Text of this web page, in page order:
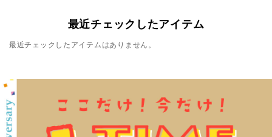
最近チェックしたアイテム
最近チェックしたアイテムはありません。